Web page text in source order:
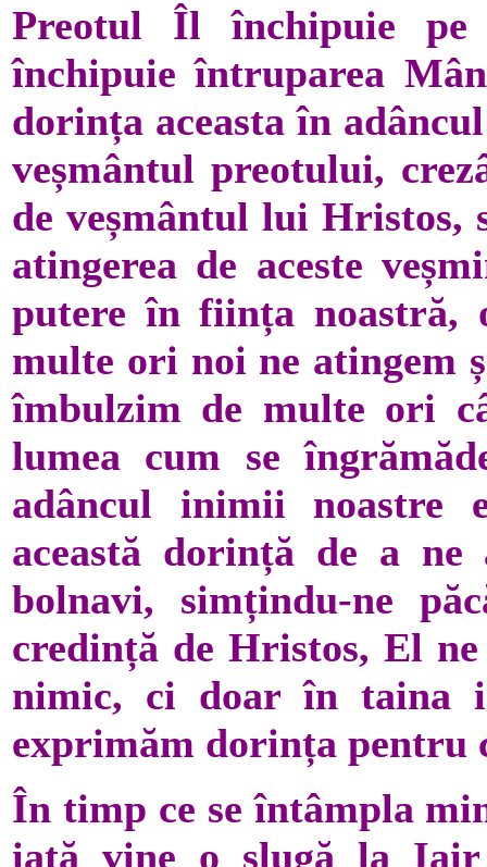
Preotul Îl închipuie pe
închipuie întruparea
dorința aceasta în
veșmântul preotului,
de veșmântul lui Hristos,
atingerea de aceste
putere în ființa noastră,
multe ori noi ne atingem
îmbulzim de multe ori
lumea cum se
adâncul inimii noastre
această dorință de a ne
bolnavi, simțindu-ne
credință de Hristos, El
nimic, ci doar în taina
exprimăm dorința pentru
În timp ce se întâmpla
iată vine o slugă la